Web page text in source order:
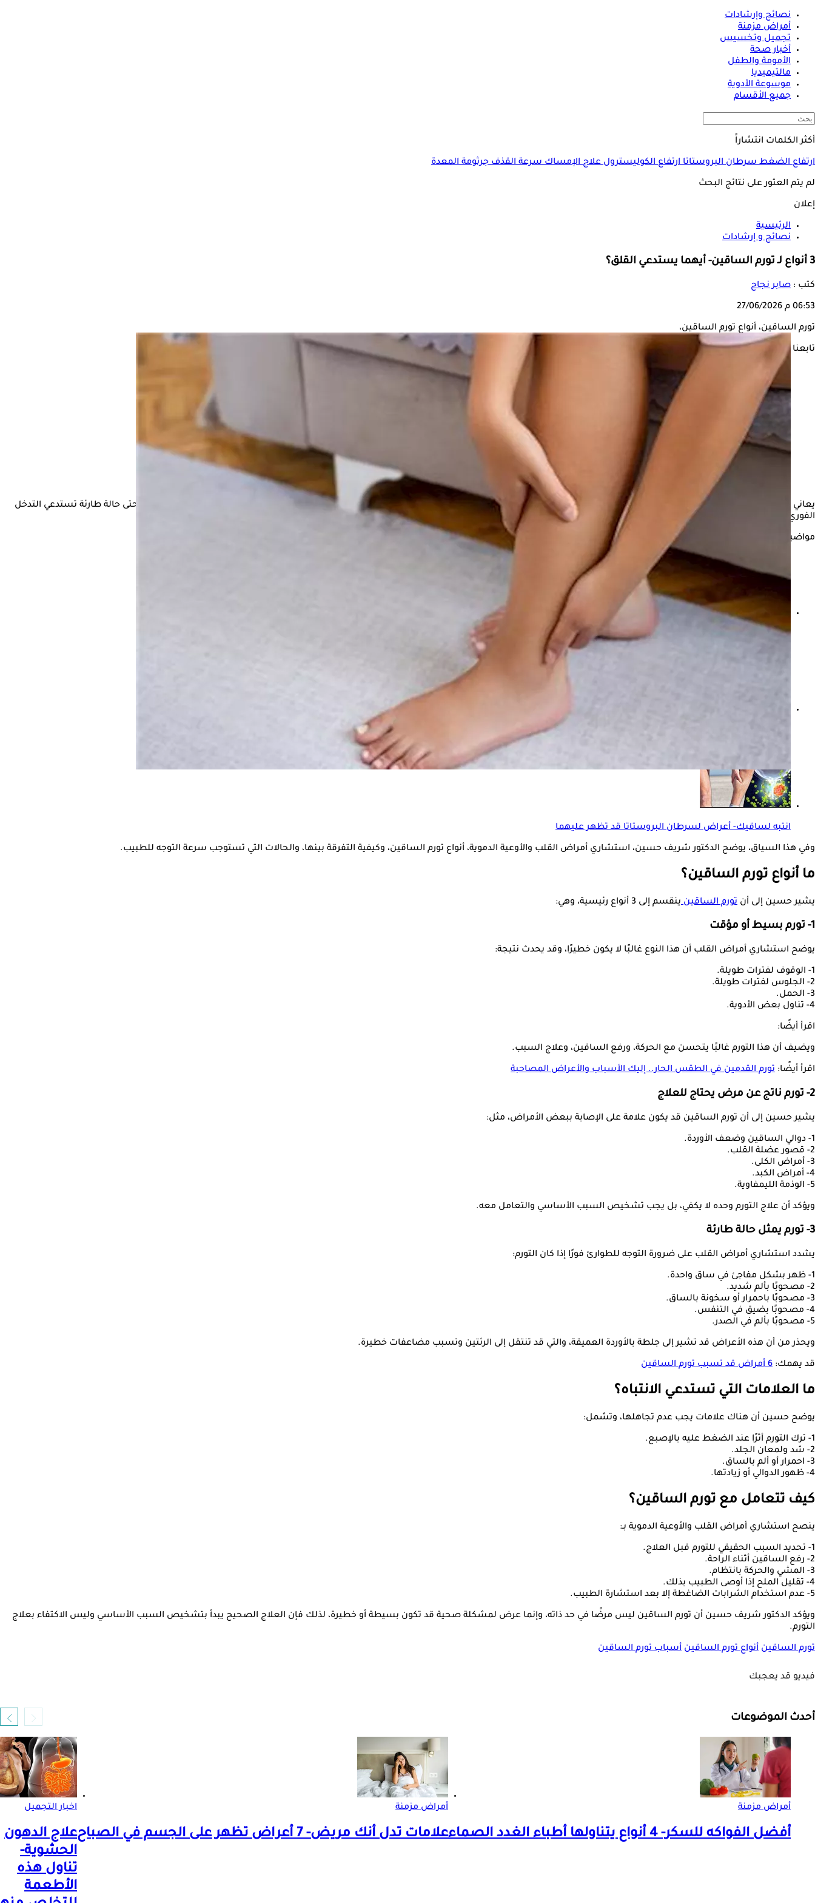
نصائح وإرشادات
أمراض مزمنة
تجميل وتخسيس
أخبار صحة
الأمومة والطفل
مالتيميديا
موسوعة الأدوية
جميع الأقسام
أكثر الكلمات انتشاراً
ارتفاع الضغطسرطان البروستاتاارتفاع الكوليسترولعلاج الإمساكسرعة القذفجرثومة المعدة
لم يتم العثور على نتائج البحث
إعلان
الرئيسية
نصائح و إرشادات
3 أنواع لـ تورم الساقين- أيهما يستدعي القلق؟
كتب : صابر نجاح
06:53 م 27/06/2026
تورم الساقين، أنواع تورم الساقين،
تابعنا على
يعاني كثير من الأشخاص من تورم الساقين، ويعتقد البعض أنه أمر بسيط يزول من تلقاء نفسه، لكن في بعض الحالات قد يكون علامة على مشكلة صحية تحتاج إلى علاج، أو حتى حالة طارئة تستدعي التدخل
الفوري.
مواضيع ذات صلة
انتبه لساقيك- 6 أعراض ليلية لارتفاع الكوليسترول تظهر عليهما
الغدة الدرقية وتورم القدمين- ما العلاقة بينهما؟
انتبه لساقيك- أعراض لسرطان البروستاتا قد تظهر عليهما
وفي هذا السياق، يوضح الدكتور شريف حسين، استشاري أمراض القلب والأوعية الدموية، أنواع تورم الساقين، وكيفية التفرقة بينها، والحالات التي تستوجب سرعة التوجه للطبيب.
ما أنواع تورم الساقين؟
يشير حسين إلى أن تورم الساقينينقسم إلى 3 أنواع رئيسية، وهي:
1- تورم بسيط أو مؤقت
يوضح استشاري أمراض القلب أن هذا النوع غالبًا لا يكون خطيرًا، وقد يحدث نتيجة:
1- الوقوف لفترات طويلة.
2- الجلوس لفترات طويلة.
3- الحمل.
4- تناول بعض الأدوية.
اقرأ أيضًا:
ويضيف أن هذا التورم غالبًا يتحسن مع الحركة، ورفع الساقين، وعلاج السبب.
اقرأ أيضًا: تورم القدمين في الطقس الحار.. إليك الأسباب والأعراض المصاحبة
2- تورم ناتج عن مرض يحتاج للعلاج
يشير حسين إلى أن تورم الساقين قد يكون علامة على الإصابة ببعض الأمراض، مثل:
1- دوالي الساقين وضعف الأوردة.
2- قصور عضلة القلب.
3- أمراض الكلى.
4- أمراض الكبد.
5- الوذمة الليمفاوية.
ويؤكد أن علاج التورم وحده لا يكفي، بل يجب تشخيص السبب الأساسي والتعامل معه.
3- تورم يمثل حالة طارئة
يشدد استشاري أمراض القلب على ضرورة التوجه للطوارئ فورًا إذا كان التورم:
1- ظهر بشكل مفاجئ في ساق واحدة.
2- مصحوبًا بألم شديد.
3- مصحوبًا باحمرار أو سخونة بالساق.
4- مصحوبًا بضيق في التنفس.
5- مصحوبًا بألم في الصدر.
ويحذر من أن هذه الأعراض قد تشير إلى جلطة بالأوردة العميقة، والتي قد تنتقل إلى الرئتين وتسبب مضاعفات خطيرة.
قد يهمك: 6 أمراض قد تسبب تورم الساقين
ما العلامات التي تستدعي الانتباه؟
يوضح حسين أن هناك علامات يجب عدم تجاهلها، وتشمل:
1- ترك التورم أثرًا عند الضغط عليه بالإصبع.
2- شد ولمعان الجلد.
3- احمرار أو ألم بالساق.
4- ظهور الدوالي أو زيادتها.
كيف تتعامل مع تورم الساقين؟
ينصح استشاري أمراض القلب والأوعية الدموية بـ:
1- تحديد السبب الحقيقي للتورم قبل العلاج.
2- رفع الساقين أثناء الراحة.
3- المشي والحركة بانتظام.
4- تقليل الملح إذا أوصى الطبيب بذلك.
5- عدم استخدام الشرابات الضاغطة إلا بعد استشارة الطبيب.
ويؤكد الدكتور شريف حسين أن تورم الساقين ليس مرضًا في حد ذاته، وإنما عرض لمشكلة صحية قد تكون بسيطة أو خطيرة، لذلك فإن العلاج الصحيح يبدأ بتشخيص السبب الأساسي وليس الاكتفاء بعلاج
التورم.
تورم الساقين أنواع تورم الساقين أسباب تورم الساقين
فيديو قد يعجبك
أحدث الموضوعات
أمراض مزمنة
أفضل الفواكه للسكر- 4 أنواع يتناولها أطباء الغدد الصماء
أمراض مزمنة
علامات تدل أنك مريض- 7 أعراض تظهر على الجسم في الصباح
اخبار التجميل
علاج الدهون
الحشوية-
تناول هذه
الأطعمة